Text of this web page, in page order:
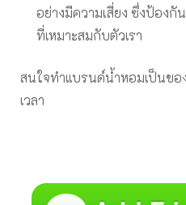
อย่างมีความเสี่ยง ซึ่งป้องกั
ที่เหมาะสมกับตัวเรา
สนใจทำแบรนด์น้ำหอมเป็นขอ
เวลา